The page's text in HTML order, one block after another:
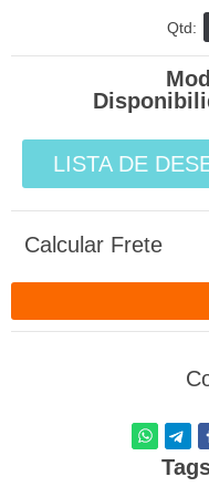
Qtd:
LISTA DE
Calcular Frete